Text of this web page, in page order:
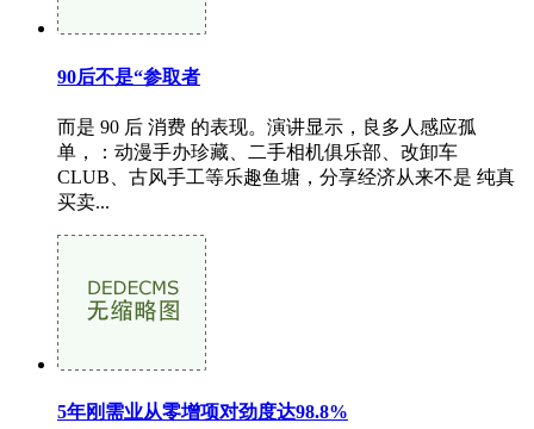
90后不是“参取者
而是 90 后 消费 的表现。演讲显示，良多人感应孤
单，：动漫手办珍藏、二手相机俱乐部、改卸车
CLUB、古风手工等乐趣鱼塘，分享经济从来不是 纯真
买卖...
5年刚需业从零增项对劲度达98.8%